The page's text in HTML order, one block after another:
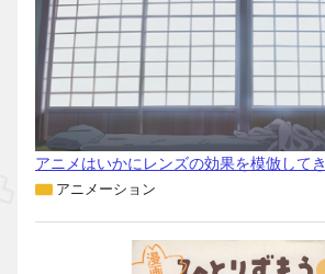
アニメはいかにレンズの効果を模倣して
アニメーション